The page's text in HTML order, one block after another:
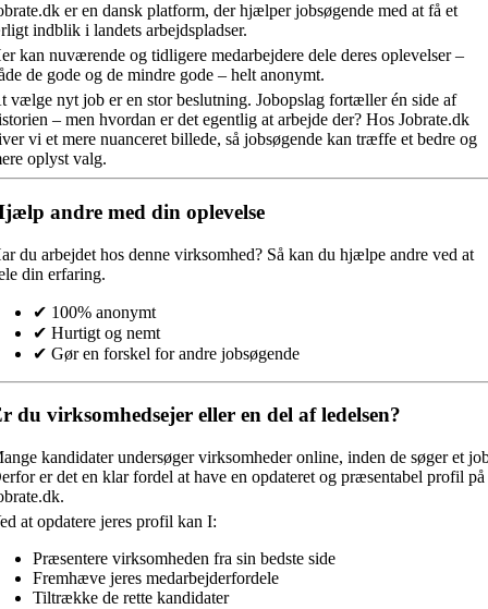
er en dansk platform, der hjælper jobsøgende med at få et
indblik i landets arbejdspladser.
kan nuværende og tidligere medarbejdere dele deres oplevelser –
de gode og de mindre gode – helt anonymt.
vælge nyt job er en stor beslutning. Jobopslag fortæller én side af
– men hvordan er det egentlig at arbejde der? Hos Jobrate.dk
vi et mere nuanceret billede, så jobsøgende kan træffe et bedre og
oplyst valg.
andre med din oplevelse
du arbejdet hos denne virksomhed? Så kan du hjælpe andre ved at
din erfaring.
✔ 100% anonymt
✔ Hurtigt og nemt
✔ Gør en forskel for andre jobsøgende
du virksomhedsejer eller en del af ledelsen?
kandidater undersøger virksomheder online, inden de søger et
er det en klar fordel at have en opdateret og præsentabel profil på
at opdatere jeres profil kan I:
Præsentere virksomheden fra sin bedste side
Fremhæve jeres medarbejderfordele
Tiltrække de rette kandidater